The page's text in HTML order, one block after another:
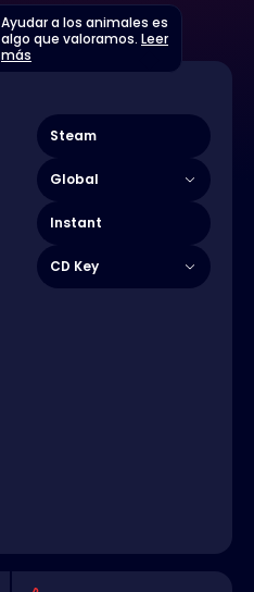
Ayudar a los animales es
algo que valoramos. Leer
más
Steam
Global
Instant
CD Key